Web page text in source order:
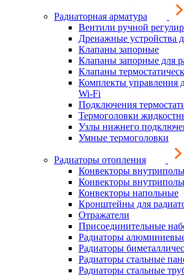
Радиаторная арматура
Вентили ручной
Дренажные устройства
Клапаны запорные
Клапаны запорные для
Клапаны
Комплекты управления
Wi-Fi
Подключения
Термоголовки
Узлы нижнего
Умные термоголовки
Радиаторы отопления
Конвекторы
Конвекторы
Конвекторы напольные
Кронштейны для
Отражатели
Присоединительные
Радиаторы
Радиаторы
Радиаторы стальные
Радиаторы стальные